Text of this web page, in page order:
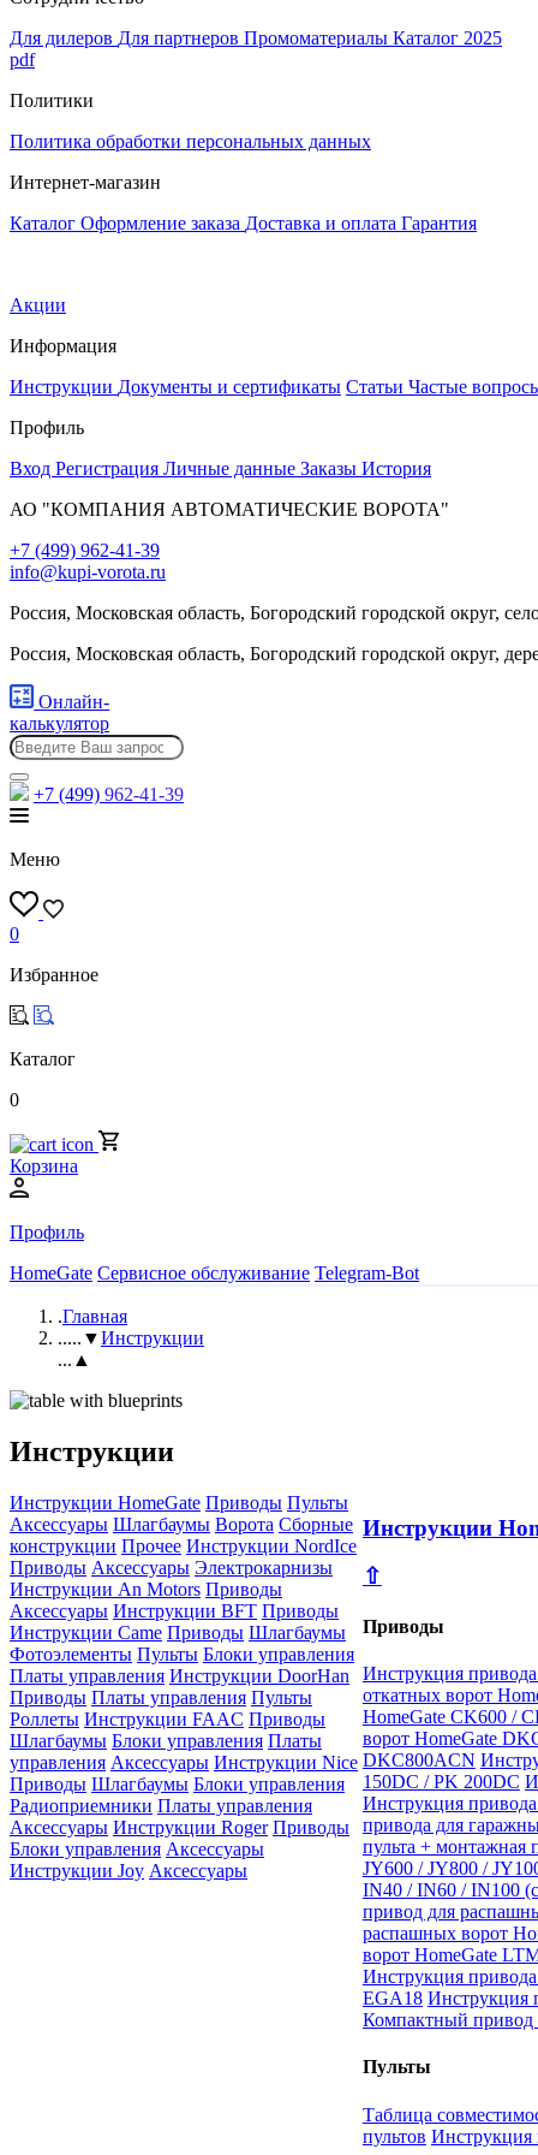
Для дилеров Для партнеров Промоматериалы Каталог 2025
pdf
Политики
Политика обработки персональных данных
Интернет-магазин
Каталог Оформление заказа Доставка и оплата Гарантия
Акции
Информация
Инструкции Документы и сертификаты Статьи Частые
Профиль
Вход Регистрация Личные данные Заказы История
АО "КОМПАНИЯ АВТОМАТИЧЕСКИЕ ВОРОТА"
+7 (499) 962-41-39
info@kupi-vorota.ru
Россия, Московская область, Богородский городской округ,
Россия, Московская область, Богородский городской округ,
Онлайн-
калькулятор
+7 (499) 962-41-39
Меню
0
Избранное
Каталог
0
Корзина
Профиль
HomeGate Сервисное обслуживание Telegram-Bot
.Главная
.....▼Инструкции
...▲
Инструкции
Инструкции HomeGate Приводы Пульты
Аксессуары Шлагбаумы Ворота Сборные
конструкции Прочее Инструкции NordIce
Приводы Аксессуары Электрокарнизы
Инструкции An Motors Приводы
Аксессуары Инструкции BFT Приводы
Инструкции Came Приводы Шлагбаумы
Фотоэлементы Пульты Блоки управления
Платы управления Инструкции DoorHan
Приводы Платы управления Пульты
Роллеты Инструкции FAAC Приводы
Шлагбаумы Блоки управления Платы
управления Аксессуары Инструкции Nice
Приводы Шлагбаумы Блоки управления
Радиоприемники Платы управления
Аксессуары Инструкции Roger Приводы
Блоки управления Аксессуары
Инструкции Joy Аксессуары
Инструкции
⇧
Приводы
Инструкция
откатных ворот
HomeGate CK600 /
ворот HomeGate
DKC800ACN
150DC / PK 200DC
Инструкция
привода для
пульта + монтажная
JY600 / JY800 /
IN40 / IN60 / IN100
привод для
распашных ворот
ворот HomeGate
Инструкция
EGA18 Инструкция
Компактный привод
Пульты
Таблица
пультов Инструкция